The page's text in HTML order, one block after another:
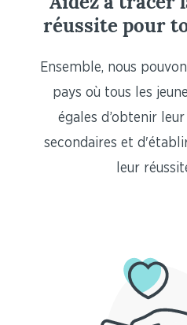
réussite pour
Ensemble, nous
pays où tous les
égales d’obtenir
secondaires et
leur